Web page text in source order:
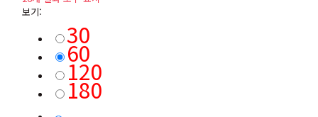
보기:
30
60
120
180